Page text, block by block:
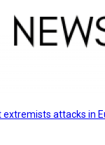
attacks in